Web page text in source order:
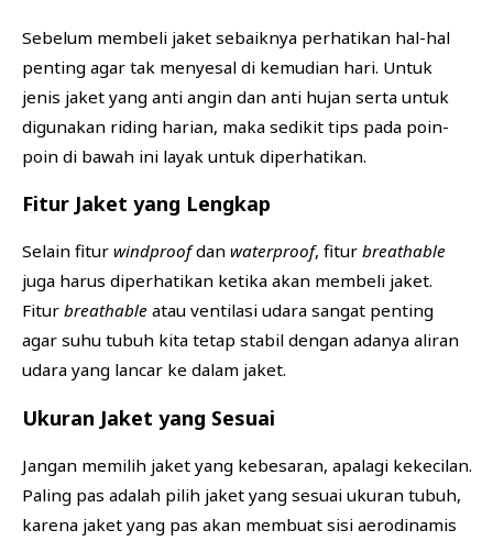
Sebelum membeli jaket sebaiknya perhatikan hal-hal
penting agar tak menyesal di kemudian hari. Untuk
jenis jaket yang anti angin dan anti hujan serta untuk
digunakan riding harian, maka sedikit tips pada poin-
poin di bawah ini layak untuk diperhatikan.
Fitur Jaket yang Lengkap
Selain fitur windproofdan waterproof, fitur breathable
juga harus diperhatikan ketika akan membeli jaket.
Fitur breathableatau ventilasi udara sangat penting
agar suhu tubuh kita tetap stabil dengan adanya aliran
udara yang lancar ke dalam jaket.
Ukuran Jaket yang Sesuai
Jangan memilih jaket yang kebesaran, apalagi kekecilan.
Paling pas adalah pilih jaket yang sesuai ukuran tubuh,
karena jaket yang pas akan membuat sisi aerodinamis